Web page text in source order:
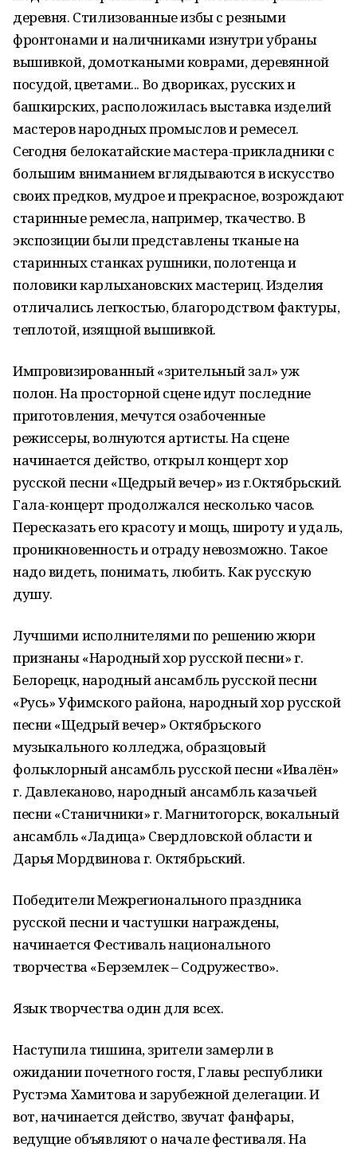
деревня. Стилизованные избы с резными
фронтонами и наличниками изнутри убраны
вышивкой, домоткаными коврами, деревянной
посудой, цветами... Во двориках, русских и
башкирских, расположилась выставка изделий
мастеров народных промыслов и ремесел.
Сегодня белокатайские мастера-прикладники с
большим вниманием вглядываются в искусство
своих предков, мудрое и прекрасное, возрождают
старинные ремесла, например, ткачество. В
экспозиции были представлены тканые на
старинных станках рушники, полотенца и
половики карлыхановских мастериц. Изделия
отличались легкостью, благородством фактуры,
теплотой, изящной вышивкой.
Импровизированный «зрительный зал» уж
полон. На просторной сцене идут последние
приготовления, мечутся озабоченные
режиссеры, волнуются артисты. На сцене
начинается действо, открыл концерт хор
русской песни «Щедрый вечер» из г.Октябрьский.
Гала-концерт продолжался несколько часов.
Пересказать его красоту и мощь, широту и удаль,
проникновенность и отраду невозможно. Такое
надо видеть, понимать, любить. Как русскую
душу.
Лучшими исполнителями по решению жюри
признаны «Народный хор русской песни» г.
Белорецк, народный ансамбль русской песни
«Русь» Уфимского района, народный хор русской
песни «Щедрый вечер» Октябрьского
музыкального колледжа, образцовый
фольклорный ансамбль русской песни «Ивалён»
г. Давлеканово, народный ансамбль казачьей
песни «Станичники» г. Магнитогорск, вокальный
ансамбль «Ладица» Свердловской области и
Дарья Мордвинова г. Октябрьский.
Победители Межрегионального праздника
русской песни и частушки награждены,
начинается Фестиваль национального
творчества «Берземлек – Содружество».
Язык творчества один для всех.
Наступила тишина, зрители замерли в
ожидании почетного гостя, Главы республики
Рустэма Хамитова и зарубежной делегации. И
вот, начинается действо, звучат фанфары,
ведущие объявляют о начале фестиваля. На